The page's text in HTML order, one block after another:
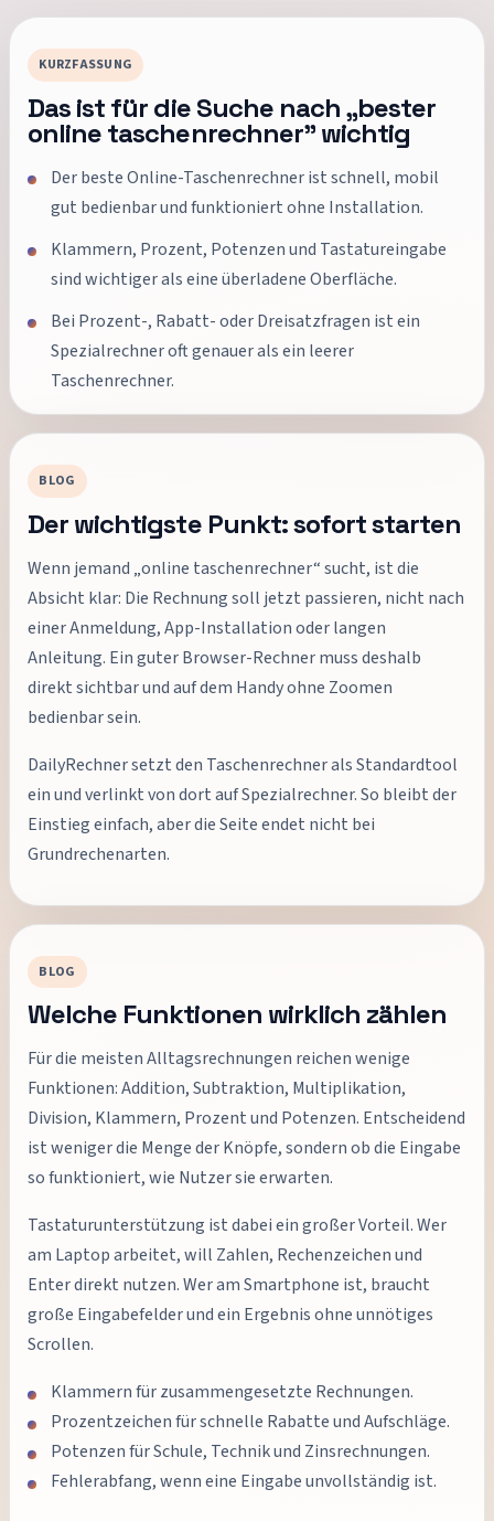
KURZFASSUNG
Das ist für die Suche nach „bester
online taschenrechner” wichtig
Der beste Online-Taschenrechner ist schnell, mobil
gut bedienbar und funktioniert ohne Installation.
Klammern, Prozent, Potenzen und Tastatureingabe
sind wichtiger als eine überladene Oberfläche.
Bei Prozent-, Rabatt- oder Dreisatzfragen ist ein
Spezialrechner oft genauer als ein leerer
Taschenrechner.
BLOG
Der wichtigste Punkt: sofort starten
Wenn jemand „online taschenrechner“ sucht, ist die
Absicht klar: Die Rechnung soll jetzt passieren, nicht nach
einer Anmeldung, App-Installation oder langen
Anleitung. Ein guter Browser-Rechner muss deshalb
direkt sichtbar und auf dem Handy ohne Zoomen
bedienbar sein.
DailyRechner setzt den Taschenrechner als Standardtool
ein und verlinkt von dort auf Spezialrechner. So bleibt der
Einstieg einfach, aber die Seite endet nicht bei
Grundrechenarten.
BLOG
Welche Funktionen wirklich zählen
Für die meisten Alltagsrechnungen reichen wenige
Funktionen: Addition, Subtraktion, Multiplikation,
Division, Klammern, Prozent und Potenzen. Entscheidend
ist weniger die Menge der Knöpfe, sondern ob die Eingabe
so funktioniert, wie Nutzer sie erwarten.
Tastaturunterstützung ist dabei ein großer Vorteil. Wer
am Laptop arbeitet, will Zahlen, Rechenzeichen und
Enter direkt nutzen. Wer am Smartphone ist, braucht
große Eingabefelder und ein Ergebnis ohne unnötiges
Scrollen.
Klammern für zusammengesetzte Rechnungen.
Prozentzeichen für schnelle Rabatte und Aufschläge.
Potenzen für Schule, Technik und Zinsrechnungen.
Fehlerabfang, wenn eine Eingabe unvollständig ist.